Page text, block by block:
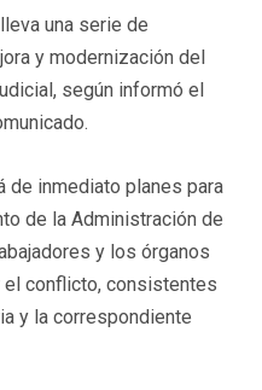
una serie de
y modernización del
según informó el
de inmediato planes para
de la Administración de
y los órganos
conflicto, consistentes
y la correspondiente